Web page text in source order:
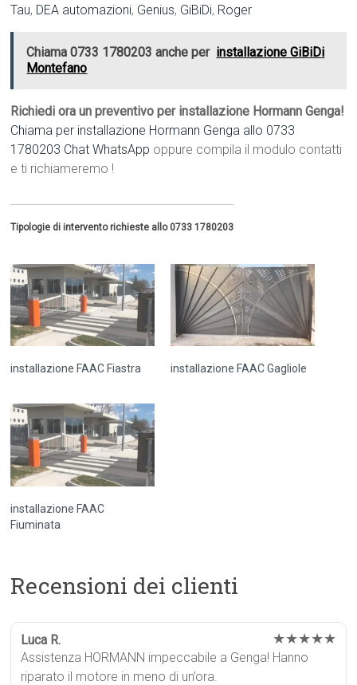
Tau, DEA automazioni, Genius, GiBiDi, Roger
Chiama 0733 1780203 anche per installazione GiBiDi
Montefano
Richiedi ora un preventivo per installazione Hormann Genga!
Chiama per installazione Hormann Genga allo 0733
1780203 Chat WhatsApp oppure compila il modulo contatti
e ti richiameremo !
Tipologie di intervento richieste allo 0733 1780203
installazione FAAC Fiastra installazione FAAC Gagliole
installazione FAAC
Fiuminata
Recensioni dei clienti
Luca R. ★★★★★
Assistenza HORMANN impeccabile a Genga! Hanno
riparato il motore in meno di un’ora.